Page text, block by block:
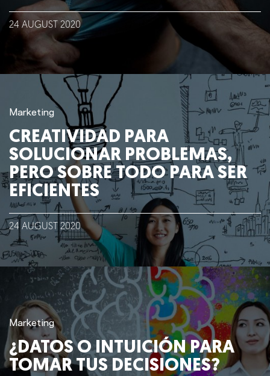
24 AUGUST 2020
Marketing
CREATIVIDAD PARA
SOLUCIONAR PROBLEMAS,
PERO SOBRE TODO PARA SER
EFICIENTES
24 AUGUST 2020
Marketing
¿DATOS O INTUICIÓN PARA
TOMAR TUS DECISIONES?